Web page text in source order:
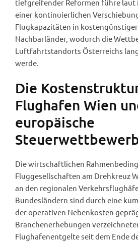
tiefgreifender Reformen führe laut
einer kontinuierlichen
Flugkapazitäten in
Nachbarländer, wodurch die
Luftfahrtstandorts Österreichs
werde.
Die
Flughafen Wien
europäische
Die wirtschaftlichen
Fluggesellschaften am Drehkreuz
an den regionalen
Bundesländern sind durch eine
der operativen Nebenkosten
Branchenerhebungen
Flughafenentgelte seit dem Ende